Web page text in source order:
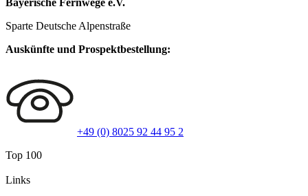
Sparte Deutsche Alpenstraße
Auskünfte und Prospektbestellung:
+49 (0) 8025 92 44 95 2
Top 100
Links